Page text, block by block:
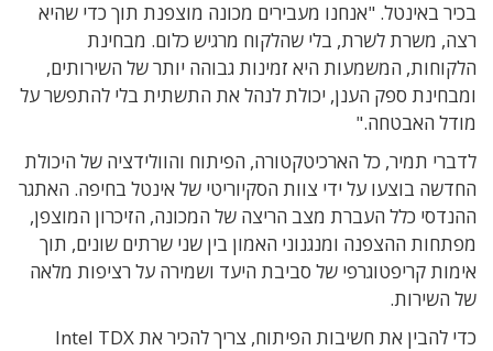
בכיר באינטל. "אנחנו מעבירים מכונה מוצפנת תוך כדי שהיא
רצה, משרת לשרת, בלי שהלקוח מרגיש כלום. מבחינת
הלקוחות, המשמעות היא זמינות גבוהה יותר של השירותים,
ומבחינת ספק הענן, יכולת לנהל את התשתית בלי להתפשר על
מודל האבטחה."
לדברי תמיר, כל הארכיטקטורה, הפיתוח והוולידציה של היכולת
החדשה בוצעו על ידי צוות הסקיוריטי של אינטל בחיפה. האתגר
ההנדסי כלל העברת מצב הריצה של המכונה, הזיכרון המוצפן,
מפתחות ההצפנה ומנגנוני האמון בין שני שרתים שונים, תוך
אימות קריפטוגרפי של סביבת היעד ושמירה על רציפות מלאה
של השירות.
כדי להבין את חשיבות הפיתוח, צריך להכיר את Intel TDX